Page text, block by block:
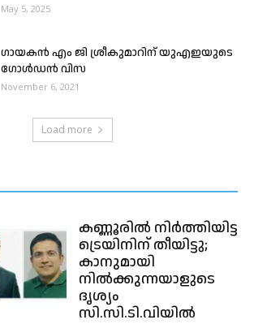
May 5, 2025
ഗായകൻ എം ജി ശ്രീകുമാറിന് യുഎഇയുടെ
ഗോൾഡൻ വിസ
November 6, 2021
Load more
കണ്ണൂരിൽ നിർത്തിയിട്ട
ട്രെയിനിന് തീയിട്ടു;
കാനുമായി
നിൽക്കുന്നയാളുടെ
ദൃശ്യം
സി.സി.ടി.വിയിൽ